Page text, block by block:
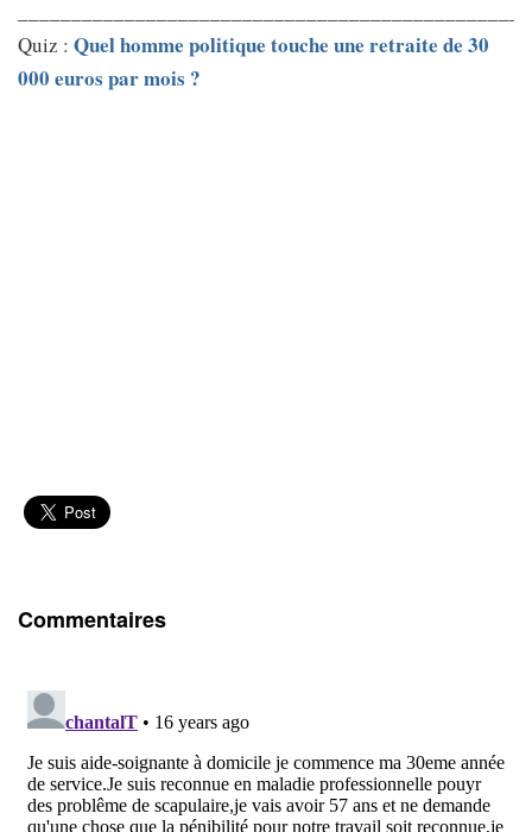
Quiz : Quel homme politique touche une retraite de 30
000 euros par mois ?
Commentaires